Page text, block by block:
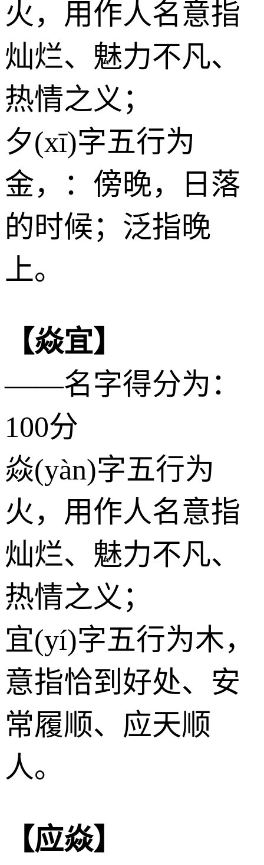
火 ，用作人名意指
灿烂、魅力不凡、
热情之义；
夕(xī)字五行为
金，：傍晚，日落
的时候；泛指晚
上。
【焱宜】
——名字得分为：
100分
焱(yàn)字五行为
火 ，用作人名意指
灿烂、魅力不凡、
热情之义；
宜(yí)字五行为木，
意指恰到好处、安
常履顺、应天顺
人。
【应焱】